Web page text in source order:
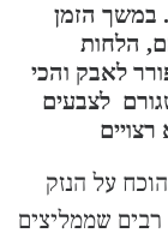
במשך הזמן
הלחות
לאבק והכי
לצבעים
על הנזק
שממליצים